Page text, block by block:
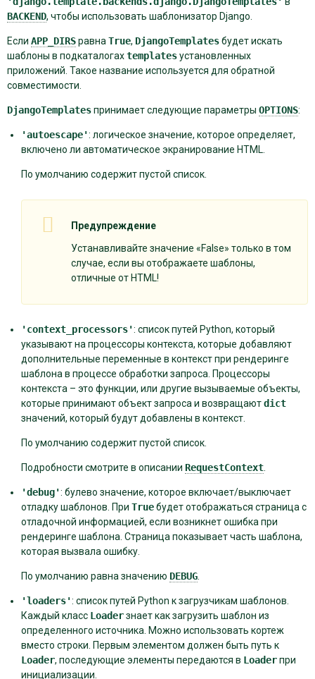
BACKEND, чтобы использовать шаблонизатор Django.
Если APP_DIRSравна True, DjangoTemplatesбудет искать
шаблоны в подкаталогахtemplatesустановленных
приложений. Такое название используется для обратной
совместимости.
DjangoTemplatesпринимает следующие параметры OPTIONS:
'autoescape': логическое значение, которое определяет,
включено ли автоматическое экранирование HTML.
По умолчанию содержит пустой список.
Предупреждение
Устанавливайте значение «False» только в том
случае, если вы отображаете шаблоны,
отличные от HTML!
'context_processors': список путей Python, который
указывают на процессоры контекста, которые добавляют
дополнительные переменные в контекст при рендеринге
шаблона в процессе обработки запроса. Процессоры
контекста – это функции, или другие вызываемые объекты,
которые принимают объект запроса и возвращаютdict
значений, который будут добавлены в контекст.
По умолчанию содержит пустой список.
Подробности смотрите в описании RequestContext.
'debug': булево значение, которое включает/выключает
отладку шаблонов. При Trueбудет отображаться страница с
отладочной информацией, если возникнет ошибка при
рендеринге шаблона. Страница показывает часть шаблона,
которая вызвала ошибку.
По умолчанию равна значению DEBUG.
'loaders': список путей Python к загрузчикам шаблонов.
Каждый класс Loaderзнает как загрузить шаблон из
определенного источника. Можно использовать кортеж
вместо строки. Первым элементом должен быть путь к
Loader, последующие элементы передаются в Loaderпри
инициализации.